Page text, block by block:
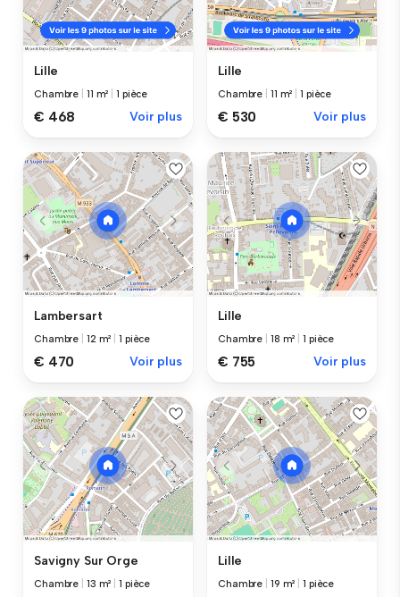
Lille
Chambre 11 m² |1 pièce
€ 468 Voir plus
Lille
Chambre 11 m² |1 pièce
€ 530 Voir plus
Lambersart
Chambre 12 m² |1 pièce
€ 470 Voir plus
Lille
Chambre 18 m² |1 pièce
€ 755 Voir plus
Savigny Sur Orge
Chambre 13 m² |1 pièce
Lille
Chambre 19 m² |1 pièce